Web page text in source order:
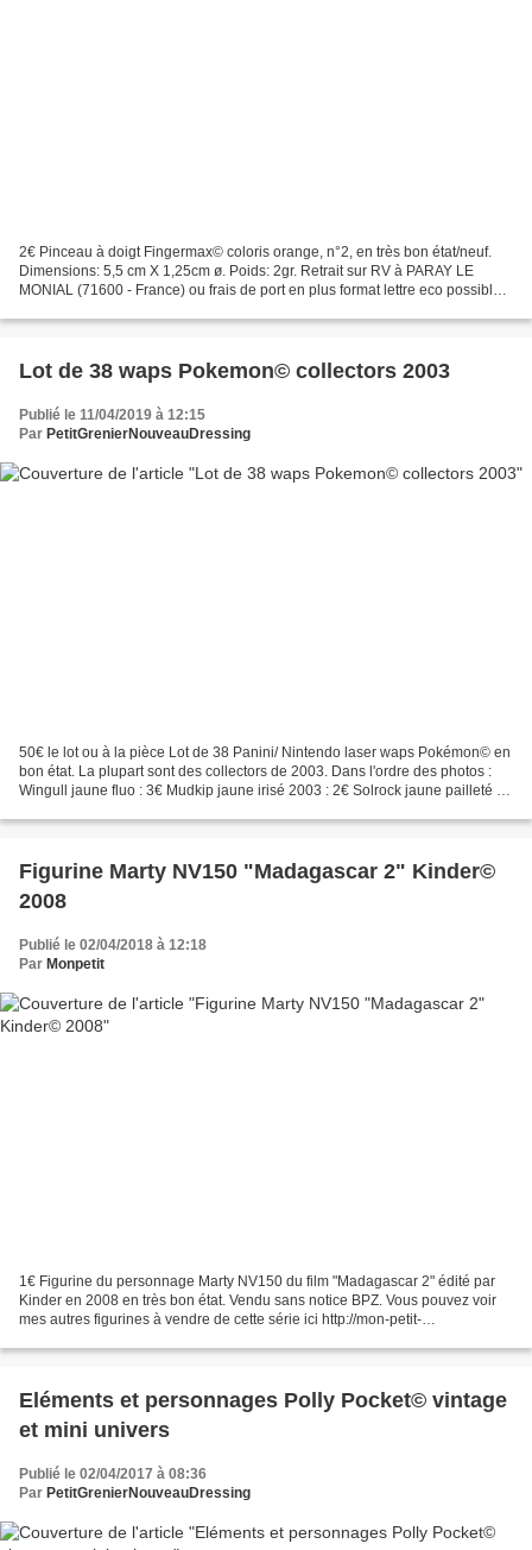
2€ Pinceau à doigt Fingermax© coloris orange, n°2, en très bon état/neuf.
Dimensions: 5,5 cm X 1,25cm ø. Poids: 2gr. Retrait sur RV à PARAY LE
MONIAL (71600 - France) ou frais de port en plus format lettre eco possible
Lot de 38 waps Pokemon© collectors 2003
Publié le 11/04/2019 à 12:15
Par PetitGrenierNouveauDressing
50€ le lot ou à la pièce Lot de 38 Panini/ Nintendo laser waps Pokémon© en
bon état. La plupart sont des collectors de 2003. Dans l'ordre des photos :
Wingull jaune fluo : 3€ Mudkip jaune irisé 2003 : 2€ Solrock jaune pailleté :
Figurine Marty NV150 "Madagascar 2" Kinder©
2008
Publié le 02/04/2018 à 12:18
Par Monpetit
1€ Figurine du personnage Marty NV150 du film "Madagascar 2" édité par
Kinder en 2008 en très bon état. Vendu sans notice BPZ. Vous pouvez voir
mes autres figurines à vendre de cette série ici http://mon-petit-
Eléments et personnages Polly Pocket© vintage
et mini univers
Publié le 02/04/2017 à 08:36
Par PetitGrenierNouveauDressing